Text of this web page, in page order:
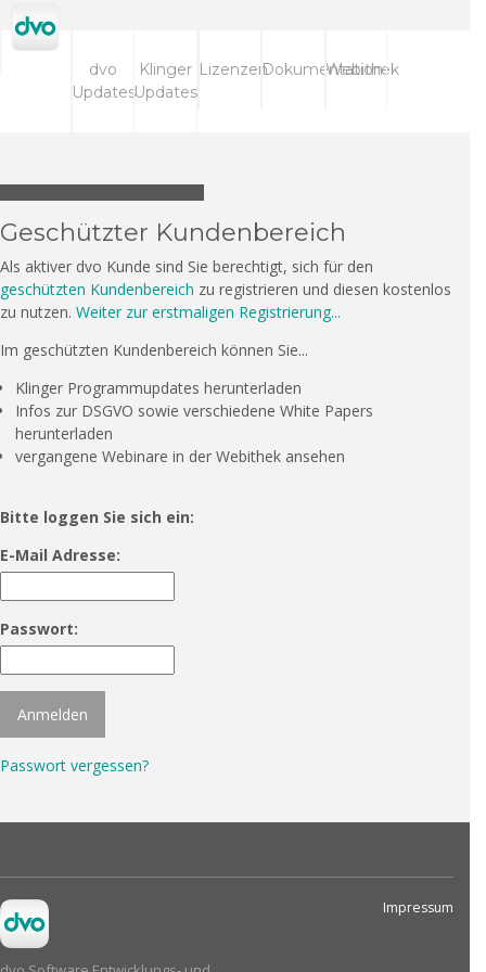
dvo
Updates
Klinger
Updates
LizenzenDokumentation
Webithek
Geschützter Kundenbereich
Als aktiver dvo Kunde sind Sie berechtigt, sich für den
geschützten Kundenbereich zu registrieren und diesen kostenlos
zu nutzen. Weiter zur erstmaligen Registrierung...
Im geschützten Kundenbereich können Sie...
Klinger Programmupdates herunterladen
Infos zur DSGVO sowie verschiedene White Papers
herunterladen
vergangene Webinare in der Webithek ansehen
Bitte loggen Sie sich ein:
E-Mail Adresse:
Passwort:
Passwort vergessen?
Impressum